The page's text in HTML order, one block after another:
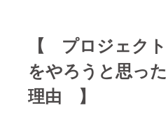
【 プロジェクト
をやろうと思った
理由 】